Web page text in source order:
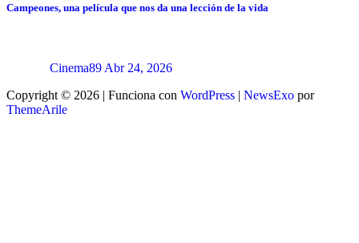
Campeones, una película que nos da una lección de la vida
Cinema89 Abr 24, 2026
Copyright © 2026 | Funciona con WordPress | NewsExo por
ThemeArile